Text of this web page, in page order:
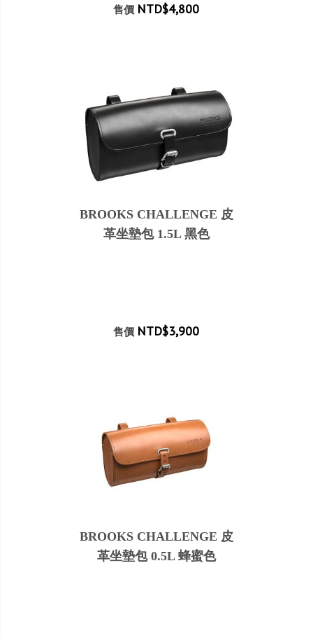
售價 NTD$4,800
BROOKS CHALLENGE 皮
革坐墊包 1.5L 黑色
售價 NTD$3,900
BROOKS CHALLENGE 皮
革坐墊包 0.5L 蜂蜜色